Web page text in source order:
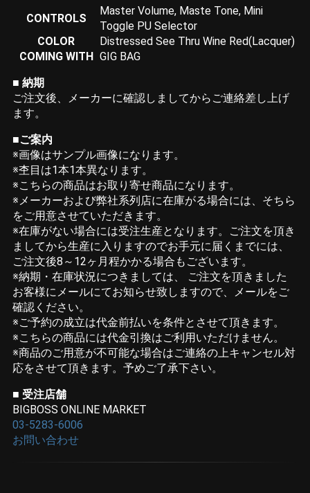
CONTROLS
Master Volume, Maste Tone, Mini
Toggle PU Selector
COLOR
Distressed See Thru Wine Red(Lacquer)
COMING WITH GIG BAG
■ 納期
ご注文後、メーカーに確認しましてからご連絡差し上げ
ます。
■ご案内
※画像はサンプル画像になります。
※杢目は1本1本異なります。
※こちらの商品はお取り寄せ商品になります。
※メーカーおよび弊社系列店に在庫がる場合には、そちら
をご用意させていただきます。
※在庫がない場合には受注生産となります。ご注文を頂き
ましてから生産に入りますのでお手元に届くまでには、
ご注文後8～12ヶ月程かかる場合もございます。
※納期・在庫状況につきましては、 ご注文を頂きました
お客様にメールにてお知らせ致しますので、メールをご
確認ください。
※ご予約の成立は代金前払いを条件とさせて頂きます。
※こちらの商品には代金引換はご利用いただけません。
※商品のご用意が不可能な場合はご連絡の上キャンセル対
応をさせて頂きます。予めご了承下さい。
■ 受注店舗
BIGBOSS ONLINE MARKET
03-5283-6006
お問い合わせ